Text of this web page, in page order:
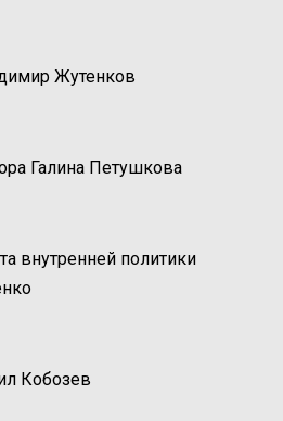
Жутенков
Галина Петушкова
внутренней политики
Кобозев